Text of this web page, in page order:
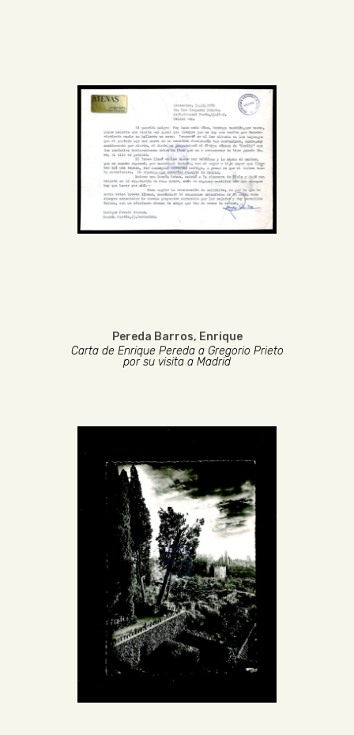
Pereda Barros, Enrique
Carta de Enrique Pereda a Gregorio Prieto
por su visita a Madrid